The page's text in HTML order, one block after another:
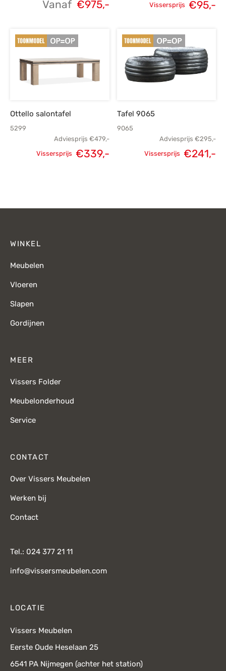
Vanaf €975,-
Oorspronkelijke
Vissersprijs €95,-
Ottello salontafel
5299
Adviesprijs €479,-
Vissersprijs €339,-
Tafel 9065
9065
Adviesprijs €295,-
Vissersprijs €241,-
WINKEL
Meubelen
Vloeren
Slapen
Gordijnen
MEER
Vissers Folder
Meubelonderhoud
Service
CONTACT
Over Vissers Meubelen
Werken bij
Contact
Tel.: 024 377 21 11
info@vissersmeubelen.com
LOCATIE
Vissers Meubelen
Eerste Oude Heselaan 25
6541 PA Nijmegen (achter het station)